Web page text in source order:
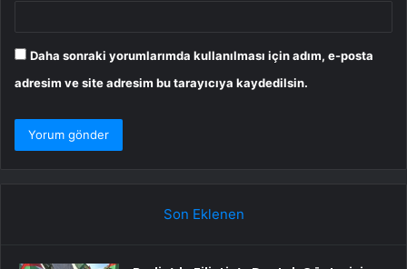
Daha sonraki yorumlarımda kullanılması için adım, e-posta
adresim ve site adresim bu tarayıcıya kaydedilsin.
Son Eklenen